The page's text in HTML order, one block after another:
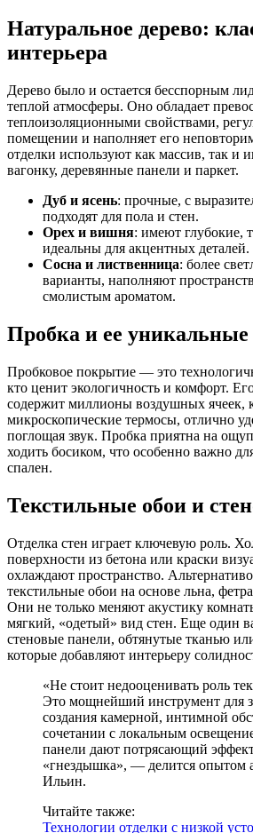
Натуральное дерево:
интерьера
Дерево было и остается бесспорным
теплой атмосферы. Оно обладает
теплоизоляционными свойствами,
помещении и наполняет его
отделки используют как массив, так и
вагонку, деревянные панели и паркет.
Дуб и ясень: прочные, с
подходят для пола и стен.
Орех и вишня: имеют глубокие,
идеальны для акцентных деталей.
Сосна и лиственница: более
варианты, наполняют
смолистым ароматом.
Пробка и ее уникальные
Пробковое покрытие — это
кто ценит экологичность и комфорт.
содержит миллионы воздушных ячеек,
микроскопические термосы, отлично
поглощая звук. Пробка приятна на
ходить босиком, что особенно важно
спален.
Текстильные обои и
Отделка стен играет ключевую роль.
поверхности из бетона или краски
охлаждают пространство.
текстильные обои на основе льна,
Они не только меняют акустику
мягкий, «одетый» вид стен. Еще один
стеновые панели, обтянутые тканью
которые добавляют интерьеру
«Не стоит недооценивать роль текстиля на стенах.
Это мощнейший инструмент для
создания камерной, интимной
сочетании с локальным
панели дают потрясающий
«гнездышка», — делится опытом
Ильин.
Читайте также:
Технологии отделки с низкой